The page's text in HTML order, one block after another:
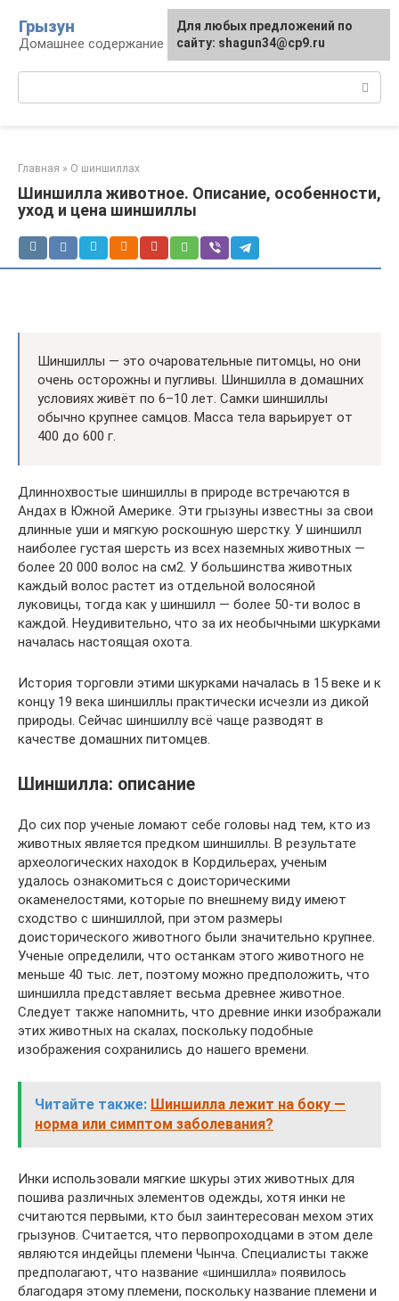
контенту
Грызун
Домашнее содержание грызунов
Главная » О шиншиллах
Шиншилла животное. Описание, особенности,
уход и цена шиншиллы
Шиншиллы — это очаровательные питомцы, но они
очень осторожны и пугливы. Шиншилла в домашних
условиях живёт по 6–10 лет. Самки шиншиллы
обычно крупнее самцов. Масса тела варьирует от
400 до 600 г.
Длиннохвостые шиншиллы в природе встречаются в
Андах в Южной Америке. Эти грызуны известны за свои
длинные уши и мягкую роскошную шерстку. У шиншилл
наиболее густая шерсть из всех наземных животных —
более 20 000 волос на см2. У большинства животных
каждый волос растет из отдельной волосяной
луковицы, тогда как у шиншилл — более 50-ти волос в
каждой. Неудивительно, что за их необычными шкурками
началась настоящая охота.
История торговли этими шкурками началась в 15 веке и к
концу 19 века шиншиллы практически исчезли из дикой
природы. Сейчас шиншиллу всё чаще разводят в
качестве домашних питомцев.
Шиншилла: описание
До сих пор ученые ломают себе головы над тем, кто из
животных является предком шиншиллы. В результате
археологических находок в Кордильерах, ученым
удалось ознакомиться с доисторическими
окаменелостями, которые по внешнему виду имеют
сходство с шиншиллой, при этом размеры
доисторического животного были значительно крупнее.
Ученые определили, что останкам этого животного не
меньше 40 тыс. лет, поэтому можно предположить, что
шиншилла представляет весьма древнее животное.
Следует также напомнить, что древние инки изображали
этих животных на скалах, поскольку подобные
изображения сохранились до нашего времени.
Читайте также: Шиншилла лежит на боку —
норма или симптом заболевания?
Инки использовали мягкие шкуры этих животных для
пошива различных элементов одежды, хотя инки не
считаются первыми, кто был заинтересован мехом этих
грызунов. Считается, что первопроходцами в этом деле
являются индейцы племени Чынча. Специалисты также
предполагают, что название «шиншилла» появилось
благодаря этому племени, поскольку название племени и
Для любых предложений по
сайту: shagun34@cp9.ru